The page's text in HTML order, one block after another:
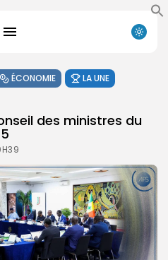
ÉCONOMIE
LA UNE
des ministres du